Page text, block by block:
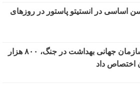
۴ واکسن اساسی در انستیتو پاستور در روزهای
جعفریان: سازمان جهانی بهداشت در جنگ، ۸۰۰ هزار
اختصاص داد